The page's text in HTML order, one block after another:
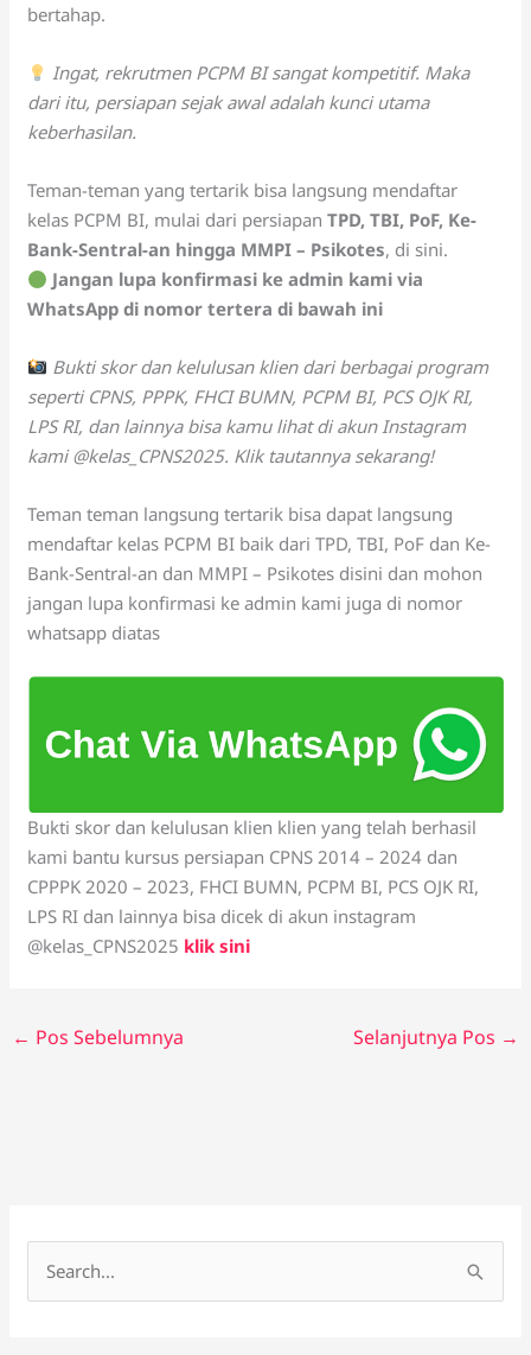
bertahap.
Ingat, rekrutmen PCPM BI sangat kompetitif. Maka
dari itu, persiapan sejak awal adalah kunci utama
keberhasilan.
Teman-teman yang tertarik bisa langsung mendaftar
kelas PCPM BI, mulai dari persiapanTPD, TBI, PoF, Ke-
Bank-Sentral-an hingga MMPI – Psikotes, di sini.
Jangan lupa konfirmasi ke admin kami via
WhatsApp di nomor tertera di bawah ini
Bukti skor dan kelulusan klien dari berbagai program
seperti CPNS, PPPK, FHCI BUMN, PCPM BI, PCS OJK RI,
LPS RI, dan lainnya bisa kamu lihat di akun Instagram
kami @kelas_CPNS2025. Klik tautannya sekarang!
Teman teman langsung tertarik bisa dapat langsung
mendaftar kelas PCPM BI baik dari TPD, TBI, PoF dan Ke-
Bank-Sentral-an dan MMPI – Psikotes disini dan mohon
jangan lupa konfirmasi ke admin kami juga di nomor
whatsapp diatas
Bukti skor dan kelulusan klien klien yang telah berhasil
kami bantu kursus persiapan CPNS 2014 – 2024 dan
CPPPK 2020 – 2023, FHCI BUMN, PCPM BI, PCS OJK RI,
LPS RI dan lainnya bisa dicek di akun instagram
@kelas_CPNS2025 klik sini
← Pos Sebelumnya Selanjutnya Pos →